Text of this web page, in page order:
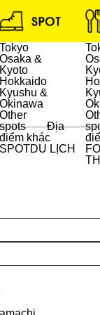
Tokyo
Osaka &
Kyoto
Hokkaido
Kyushu &
Okinawa
Other
Địa
điểm khác
SPOTDU LỊCH